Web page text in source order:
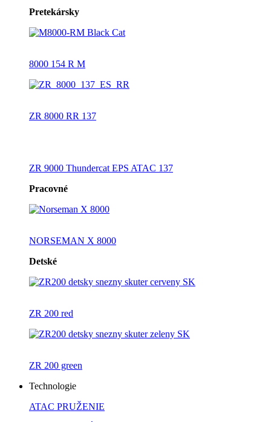
Pretekársky
8000 154 R M
ZR 8000 RR 137
ZR 9000 Thundercat EPS ATAC 137
Pracovné
NORSEMAN X 8000
Detské
ZR 200 red
ZR 200 green
Technologie
ATAC PRUŽENIE